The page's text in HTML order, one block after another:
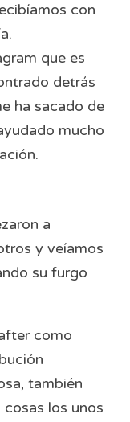
con
que es
detrás
ha sacado de
mucho
a
y veíamos
su furgo
como
también
los unos